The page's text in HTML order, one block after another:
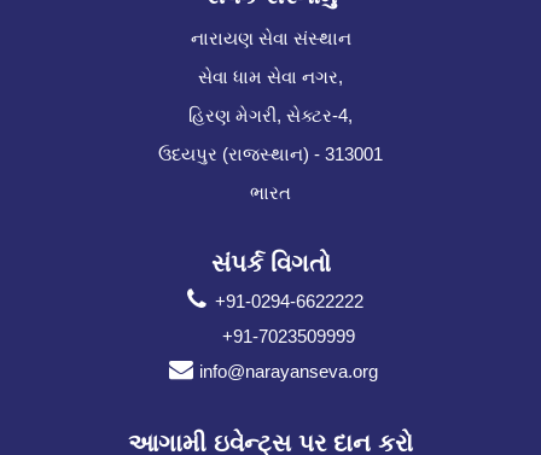
નારાયણ સેવા સંસ્થાન
સેવા ધામ સેવા નગર,
હિરણ મેગરી, સેક્ટર-4,
ઉદયપુર (રાજસ્થાન) - 313001
ભારત
સંપર્ક વિગતો
+91-0294-6622222
+91-7023509999
info@narayanseva.org
આગામી ઇવેન્ટ્સ પર દાન કરો